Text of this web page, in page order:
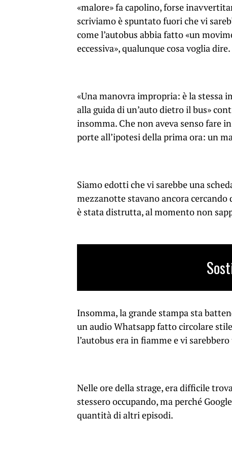
«malore» fa capolino, forse
scriviamo è spuntato fuori che vi
come l’autobus abbia fatto «un
eccessiva», qualunque cosa voglia dire.
«Una manovra impropria: è la stessa
alla guida di un’auto dietro il bus»
insomma. Che non aveva senso fare
porte all’ipotesi della prima ora: un
Siamo edotti che vi sarebbe una
mezzanotte stavano ancora
è stata distrutta, al momento non
Insomma, la grande stampa sta
un audio Whatsapp fatto circolare
l’autobus era in fiamme e vi
Nelle ore della strage, era difficile
stessero occupando, ma perché
quantità di altri episodi.